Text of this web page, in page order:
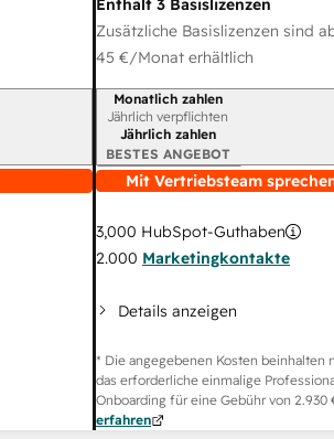
Enthält 3 Basislizenzen
Zusätzliche Basislizenzen sind
45 €/Monat erhältlich
Abrechnungszeitraum
Monatlich zahlen
Jährlich verpflichten
Jährlich zahlen
BESTES ANGEBOT
Mit Vertriebsteam
3,000 HubSpot-Guthaben
2.000 Marketingkontakte
Details anzeigen
* Die angegebenen Kosten beinhalten
das erforderliche einmalige
Onboarding für eine Gebühr von 2.930
erfahren